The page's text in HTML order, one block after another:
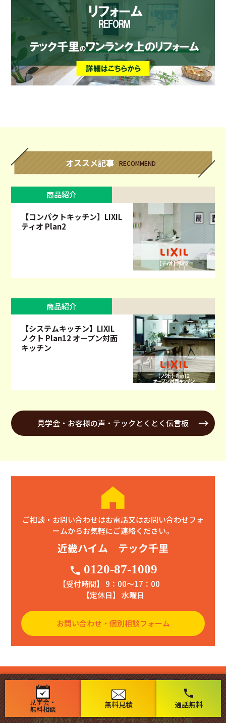
見学会・
無料相談 無料見積
phone
通話無料
オススメ記事 RECOMMEND
商品紹介
【コンパクトキッチン】LIXIL
ティオ Plan2
商品紹介
【システムキッチン】LIXIL
ノクト Plan12 オープン対面
キッチン
見学会・お客様の声・テックとくとく伝言板
ご相談・お問い合わせはお電話又はお問い合わせフォ
ームからお気軽にご連絡ください。
近畿ハイム テック千里
phone 0120-87-1009
【受付時間】 9：00〜17：00
【定休日】 水曜日
お問い合わせ・個別相談フォーム
豊中市・吹田市・箕面市・川西市・池田市・茨木市・高槻市・摂津市と大阪
市で新築・リフォーム・リノベーション実績多数の工務店 テック千里にお
任せ下さい！
近畿ハイム・テック千里 感動の家